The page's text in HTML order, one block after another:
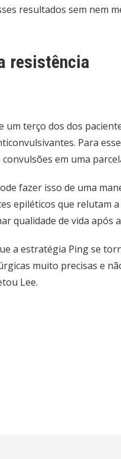
resultados sem nem
resistência
um terço dos dos
Para
em uma
fazer isso de uma
epiléticos que relutam
qualidade de vida após
a estratégia Ping se
muito precisas e
Lee.